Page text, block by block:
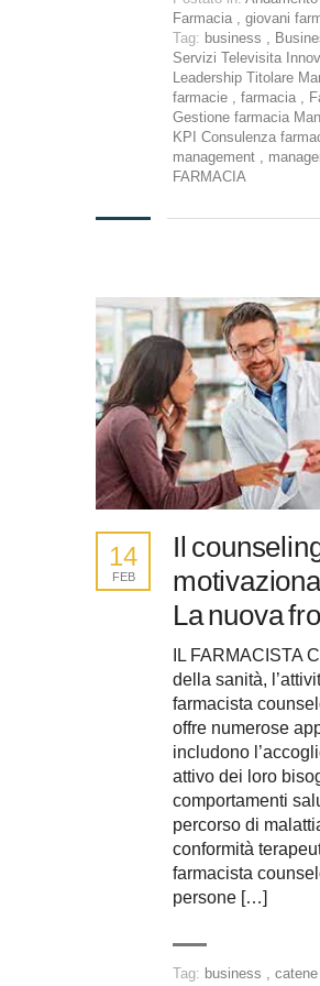
Farmacia , giovani
Tag: business ,
Servizi Televisita
Leadership Titolare
farmacie , farmacia ,
Gestione farmacia
KPI Consulenza
management ,
FARMACIA
Il
La nuova
14
FEB
IL FARMACISTA
della sanità,
farmacista
offre numerose
includono
attivo dei loro
comportamenti
percorso di
conformità
farmacista
persone […]
Tag: business ,